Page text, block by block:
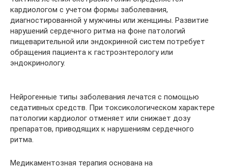
кардиологом с учетом формы заболевания,
диагностированной у мужчины или женщины. Развитие
нарушений сердечного ритма на фоне патологий
пищеварительной или эндокринной систем потребует
обращения пациента к гастроэнтерологу или
эндокринологу.
Нейрогенные типы заболевания лечатся с помощью
седативных средств. При токсикологическом характере
патологии кардиолог отменяет или снижает дозу
препаратов, приводящих к нарушениям сердечного
ритма.
Медикаментозная терапия основана на